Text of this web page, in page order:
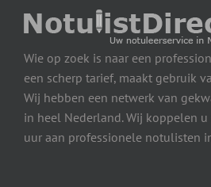
Wie op zoek is naar een
een scherp tarief, maakt gebruik
Wij hebben een netwerk van
in heel Nederland. Wij koppelen
uur aan professionele notulisten